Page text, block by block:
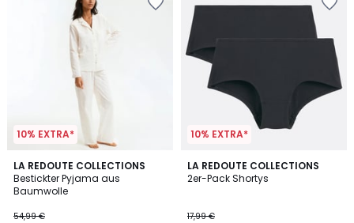
10% EXTRA*
LA REDOUTE COLLECTIONS
Bestickter Pyjama aus
Baumwolle
54,99 €
10% EXTRA*
LA REDOUTE COLLECTIONS
2er-Pack Shortys
17,99 €
4,3
/ 5